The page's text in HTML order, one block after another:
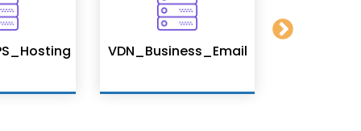
VDN_Business_Email